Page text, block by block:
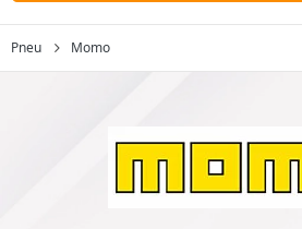
Pneu Momo